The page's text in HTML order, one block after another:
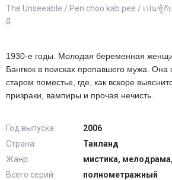
The Unseeable / Pen choo kab pee / เปนชู้กับ
ผี
1930-е годы. Молодая беременная
Бангкок в поисках пропавшего мужа. Она
старом поместье, где, как вскоре
призраки, вампиры и прочая нечисть.
Год выпуска:
2006
Страна:
Таиланд
Жанр:
мистика,
Всего серий:
полнометражный